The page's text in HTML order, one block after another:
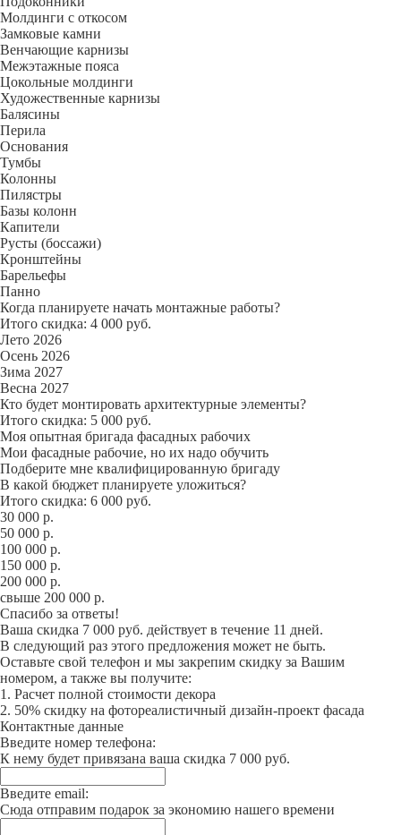
Молдинги с откосом
Замковые камни
Венчающие карнизы
Межэтажные пояса
Цокольные молдинги
Художественные карнизы
Балясины
Перила
Основания
Тумбы
Колонны
Пилястры
Базы колонн
Капители
Русты (боссажи)
Кронштейны
Барельефы
Панно
Когда планируете начать монтажные работы?
Итого скидка: 4 000 руб.
Лето 2026
Осень 2026
Зима 2027
Весна 2027
Кто будет монтировать архитектурные элементы?
Итого скидка: 5 000 руб.
Моя опытная бригада фасадных рабочих
Мои фасадные рабочие, но их надо обучить
Подберите мне квалифицированную бригаду
В какой бюджет планируете уложиться?
Итого скидка: 6 000 руб.
30 000 р.
50 000 р.
100 000 р.
150 000 р.
200 000 р.
свыше 200 000 р.
Спасибо за ответы!
Ваша скидка 7 000 руб. действует в течение 11 дней.
В следующий раз этого предложения может не быть.
Оставьте свой телефон и мы закрепим скидку за Вашим
номером, а также вы получите:
1. Расчет полной стоимости декора
2. 50% скидку на фотореалистичный дизайн-проект фасада
Контактные данные
Введите номер телефона:
К нему будет привязана ваша скидка 7 000 руб.
Введите email:
Сюда отправим подарок за экономию нашего времени